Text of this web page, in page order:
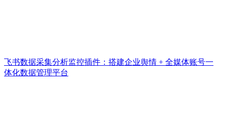
飞书数据采集分析监控插件：搭建企业舆情 + 全媒体账号一
体化数据管理平台